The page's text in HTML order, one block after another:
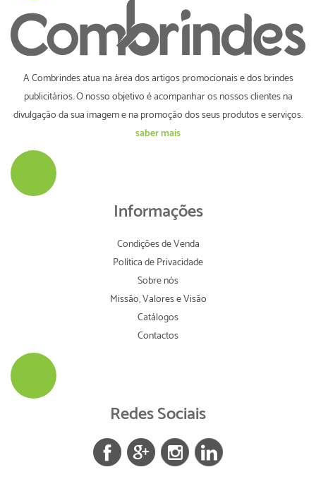
A Combrindes atua na área dos artigos promocionais e dos brindes
publicitários. O nosso objetivo é acompanhar os nossos clientes na
divulgação da sua imagem e na promoção dos seus produtos e serviços.
saber mais
Informações
Condições de Venda
Política de Privacidade
Sobre nós
Missão, Valores e Visão
Catálogos
Contactos
Redes Sociais